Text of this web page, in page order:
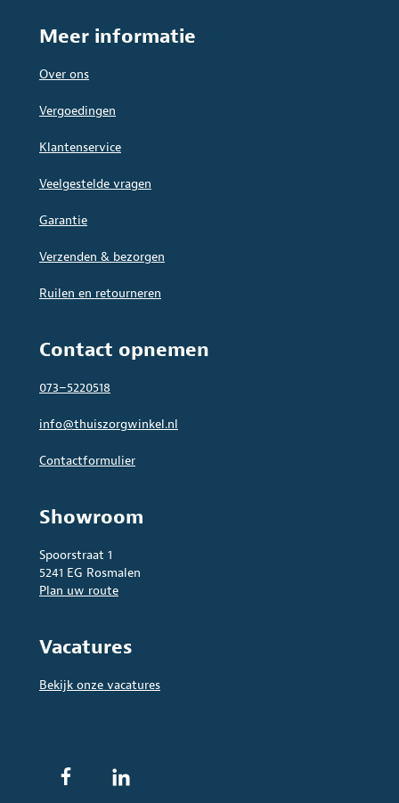
Meer informatie
Over ons
Vergoedingen
Klantenservice
Veelgestelde vragen
Garantie
Verzenden & bezorgen
Ruilen en retourneren
Contact opnemen
073–5220518
info@thuiszorgwinkel.nl
Contactformulier
Showroom
Spoorstraat 1
5241 EG Rosmalen
Plan uw route
Vacatures
Bekijk onze vacatures